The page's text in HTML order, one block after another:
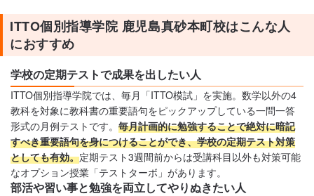
ITTO個別指導学院 鹿児島真砂本町校はこんな人
におすすめ
学校の定期テストで成果を出したい人
ITTO個別指導学院では、毎月「ITTO模試」を実施。数学以外の4
教科を対象に教科書の重要語句をピックアップしている一問一答
形式の月例テストです。 毎月計画的に勉強することで絶対に暗記
すべき重要語句を身につけることができ、学校の定期テスト対策
としても有効。定期テスト3週間前からは受講科目以外も対策可能
なオプション授業「テストターボ」があります。
部活や習い事と勉強を両立してやりぬきたい人